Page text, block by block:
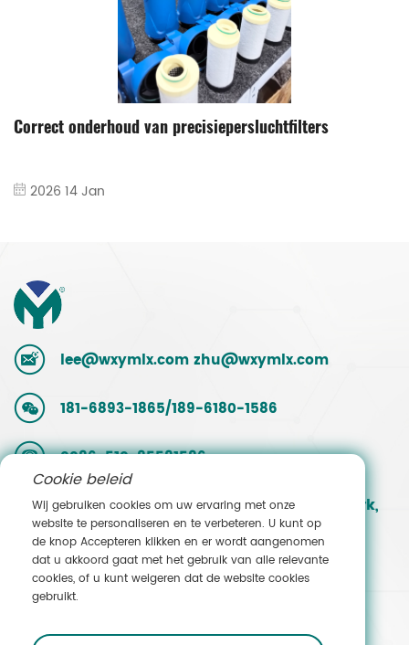
Correct onderhoud van precisiepersluchtfilters
2026 14 Jan
lee@wxymlx.com zhu@wxymlx.com
181-6893-1865/189-6180-1586
0086-510-85581586
Nr. 9, Mengcun Road, Hudai Industrial Park,
Binhu District, Wuxi, Jiangsu, China
Neem contact op met
Verkoop
Cookie beleid
Wij gebruiken cookies om uw ervaring met onze
website te personaliseren en te verbeteren. U kunt op
de knop Accepteren klikken en er wordt aangenomen
dat u akkoord gaat met het gebruik van alle relevante
cookies, of u kunt weigeren dat de website cookies
gebruikt.